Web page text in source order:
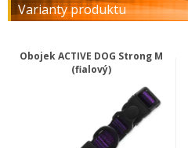
Varianty produktu
Obojek ACTIVE DOG Strong M
(fialový)